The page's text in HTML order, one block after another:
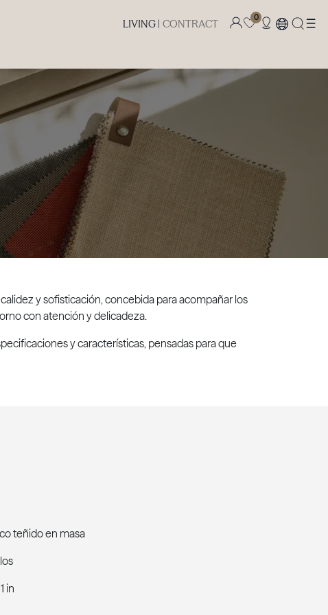
LIVING | CONTRACT
0
y sofisticación, concebida para acompañar los
con atención y delicadeza.
y características, pensadas para que
teñido en masa
in